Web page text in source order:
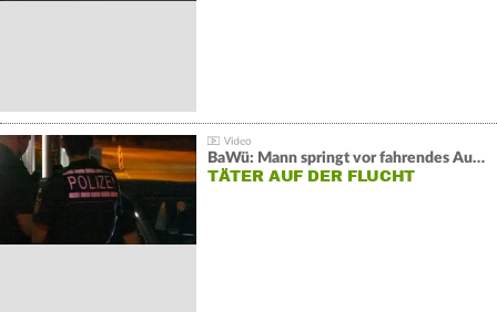
BaWü: Mann springt vor fahrendes Auto und schießt
TÄTER AUF DER FLUCHT